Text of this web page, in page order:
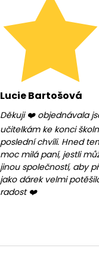
Lucie Bartošová
Děkuji ❤️ objednávala
učitelkám ke konci
poslední chvíli. Hned
moc milá paní, jestli
jinou společností, aby
jako dárek velmi
radost ❤️